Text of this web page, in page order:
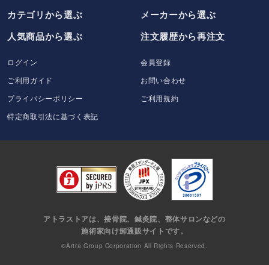
カテゴリから選ぶ メーカーから選ぶ
人気商品から選ぶ
注文履歴から再注文
ログイン
会員登録
ご利用ガイド
お問い合わせ
プライバシーポリシー
ご利用規約
特定商取引法に基づく表記
アトラストアは、接骨院、鍼灸院、整体サロンなどの
施術家向け卸通販サイトです。
©Artra Group Corporation All Rights Reserved.